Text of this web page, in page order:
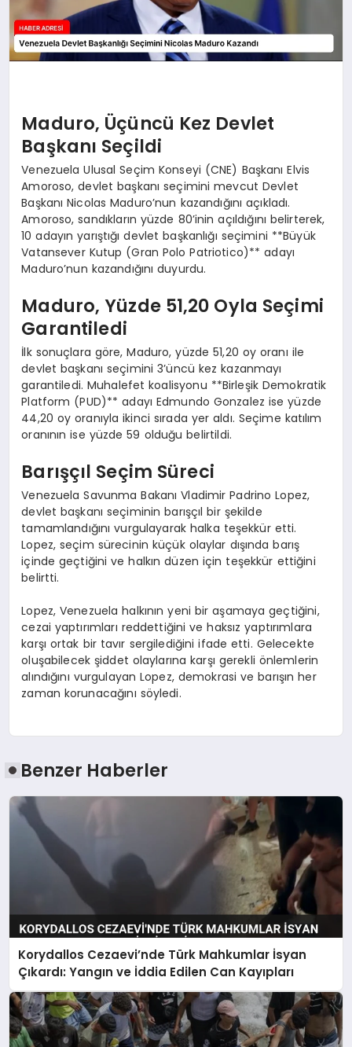
Maduro, Üçüncü Kez Devlet
Başkanı Seçildi
Venezuela Ulusal Seçim Konseyi (CNE) Başkanı Elvis
Amoroso, devlet başkanı seçimini mevcut Devlet
Başkanı Nicolas Maduro’nun kazandığını açıkladı.
Amoroso, sandıkların yüzde 80’inin açıldığını belirterek,
10 adayın yarıştığı devlet başkanlığı seçimini **Büyük
Vatansever Kutup (Gran Polo Patriotico)** adayı
Maduro’nun kazandığını duyurdu.
Maduro, Yüzde 51,20 Oyla Seçimi
Garantiledi
İlk sonuçlara göre, Maduro, yüzde 51,20 oy oranı ile
devlet başkanı seçimini 3’üncü kez kazanmayı
garantiledi. Muhalefet koalisyonu **Birleşik Demokratik
Platform (PUD)** adayı Edmundo Gonzalez ise yüzde
44,20 oy oranıyla ikinci sırada yer aldı. Seçime katılım
oranının ise yüzde 59 olduğu belirtildi.
Barışçıl Seçim Süreci
Venezuela Savunma Bakanı Vladimir Padrino Lopez,
devlet başkanı seçiminin barışçıl bir şekilde
tamamlandığını vurgulayarak halka teşekkür etti.
Lopez, seçim sürecinin küçük olaylar dışında barış
içinde geçtiğini ve halkın düzen için teşekkür ettiğini
belirtti.
Lopez, Venezuela halkının yeni bir aşamaya geçtiğini,
cezai yaptırımları reddettiğini ve haksız yaptırımlara
karşı ortak bir tavır sergilediğini ifade etti. Gelecekte
oluşabilecek şiddet olaylarına karşı gerekli önlemlerin
alındığını vurgulayan Lopez, demokrasi ve barışın her
zaman korunacağını söyledi.
Benzer Haberler
Korydallos Cezaevi’nde Türk Mahkumlar İsyan
Çıkardı: Yangın ve İddia Edilen Can Kayıpları